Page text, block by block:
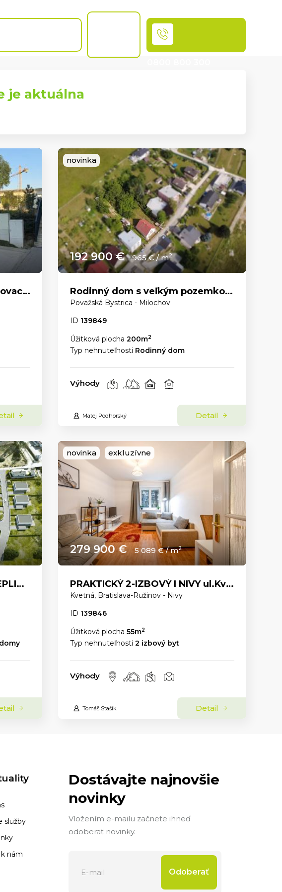
je aktuálna
státie
novinka
192 900 € 965 € / m2
Rodinný dom s veľkým pozemkom a nádhernými výhľadmi – Dolný Milochov
Považská Bystrica - Milochov
ID 139849
Úžitková plocha200m2
Typ nehnuteľnosti Rodinný dom
Výhody
Matej Podhorský Detail
novinka exkluzívne
279 900 € 5 089 € / m2
PRAKTICKÝ 2-IZBOVÝ I NIVY ul.Kvetná
Kvetná, Bratislava-Ružinov - Nivy
ID 139846
Úžitková plocha55m2
Typ nehnuteľnosti2 izbový byt
Výhody
Tomáš Stašík Detail
služby
nám
Dostávajte najnovšie
novinky
Vložením e-mailu začnete ihneď
odoberať novinky.
Odoberať